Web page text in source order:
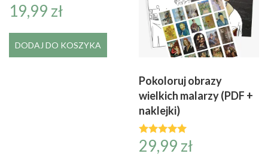
Oceniono
5.00
19,99 zł
DODAJ DO KOSZYKA
Pokoloruj obrazy
wielkich malarzy (PDF +
naklejki)
Oceniono
4.82
29,99 zł